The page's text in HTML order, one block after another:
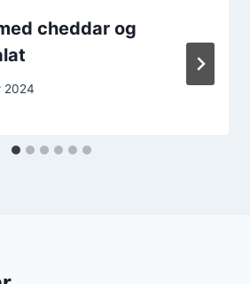
cheddar og
2024